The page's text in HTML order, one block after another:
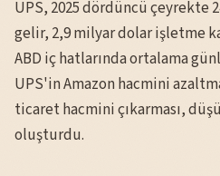
UPS, 2025 dördüncü çeyrekte
gelir, 2,9 milyar dolar işletme
ABD iç hatlarında ortalama
UPS'in Amazon hacmini
ticaret hacmini çıkarması,
oluşturdu.